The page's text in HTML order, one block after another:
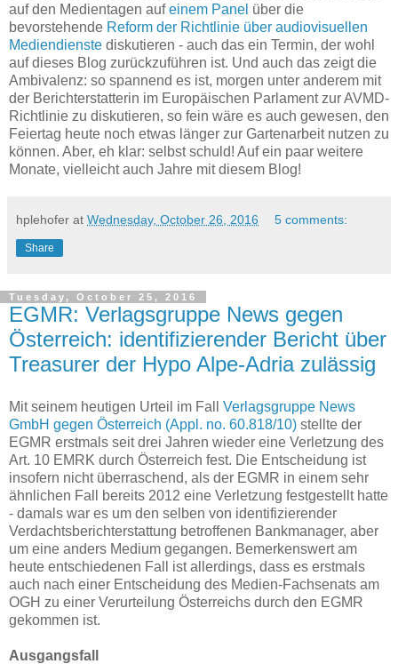
auf den Medientagen aufeinem Panel über die
bevorstehende Reform der Richtlinie über audiovisuellen
Mediendienste diskutieren - auch das ein Termin, der wohl
auf dieses Blog zurückzuführen ist. Und auch das zeigt die
Ambivalenz: so spannend es ist, morgen unter anderem mit
der Berichterstatterin im Europäischen Parlament zur AVMD-
Richtlinie zu diskutieren, so fein wäre es auch gewesen, den
Feiertag heute noch etwas länger zur Gartenarbeit nutzen zu
können. Aber, eh klar: selbst schuld! Auf ein paar weitere
Monate, vielleicht auch Jahre mit diesem Blog!
hplehofer at Wednesday, October 26, 2016 5 comments:
Share
Tuesday, October 25, 2016
EGMR: Verlagsgruppe News gegen
Österreich: identifizierender Bericht über
Treasurer der Hypo Alpe-Adria zulässig
Mit seinem heutigen Urteil im Fall Verlagsgruppe News
GmbH gegen Österreich (Appl. no. 60.818/10) stellte der
EGMR erstmals seit drei Jahren wieder eine Verletzung des
Art. 10 EMRK durch Österreich fest. Die Entscheidung ist
insofern nicht überraschend, als der EGMR in einem sehr
ähnlichen Fall bereits 2012 eine Verletzung festgestellt hatte
- damals war es um den selben von identifizierender
Verdachtsberichterstattung betroffenen Bankmanager, aber
um eine anders Medium gegangen. Bemerkenswert am
heute entschiedenen Fall ist allerdings, dass es erstmals
auch nach einer Entscheidung des Medien-Fachsenats am
OGH zu einer Verurteilung Österreichs durch den EGMR
gekommen ist.
Ausgangsfall